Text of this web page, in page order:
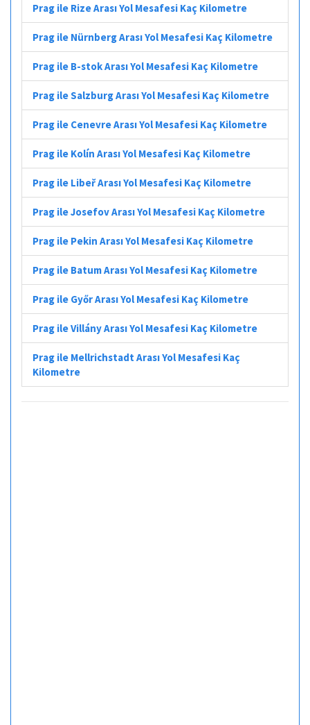
Prag ile Rize Arası Yol Mesafesi Kaç Kilometre
Prag ile Nürnberg Arası Yol Mesafesi Kaç Kilometre
Prag ile B-stok Arası Yol Mesafesi Kaç Kilometre
Prag ile Salzburg Arası Yol Mesafesi Kaç Kilometre
Prag ile Cenevre Arası Yol Mesafesi Kaç Kilometre
Prag ile Kolín Arası Yol Mesafesi Kaç Kilometre
Prag ile Libeř Arası Yol Mesafesi Kaç Kilometre
Prag ile Josefov Arası Yol Mesafesi Kaç Kilometre
Prag ile Pekin Arası Yol Mesafesi Kaç Kilometre
Prag ile Batum Arası Yol Mesafesi Kaç Kilometre
Prag ile Győr Arası Yol Mesafesi Kaç Kilometre
Prag ile Villány Arası Yol Mesafesi Kaç Kilometre
Prag ile Mellrichstadt Arası Yol Mesafesi Kaç
Kilometre